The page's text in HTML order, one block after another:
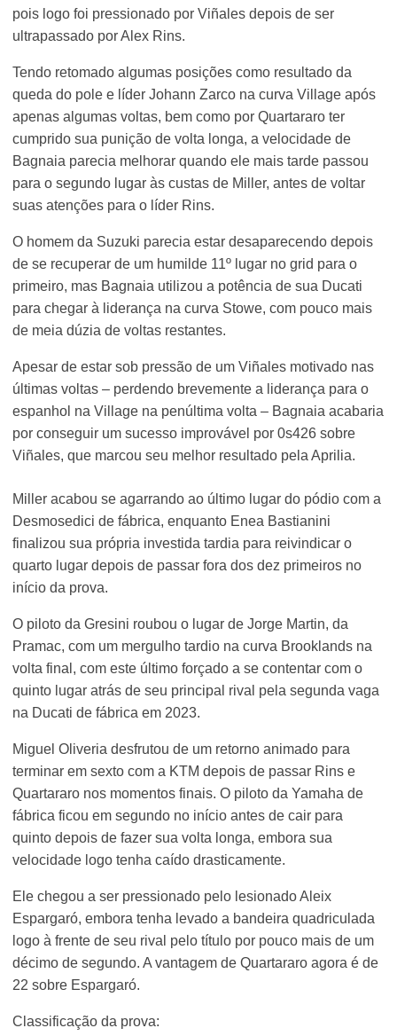
pois logo foi pressionado por Viñales depois de ser
ultrapassado por Alex Rins.
Tendo retomado algumas posições como resultado da
queda do pole e líder Johann Zarco na curva Village após
apenas algumas voltas, bem como por Quartararo ter
cumprido sua punição de volta longa, a velocidade de
Bagnaia parecia melhorar quando ele mais tarde passou
para o segundo lugar às custas de Miller, antes de voltar
suas atenções para o líder Rins.
O homem da Suzuki parecia estar desaparecendo depois
de se recuperar de um humilde 11º lugar no grid para o
primeiro, mas Bagnaia utilizou a potência de sua Ducati
para chegar à liderança na curva Stowe, com pouco mais
de meia dúzia de voltas restantes.
Apesar de estar sob pressão de um Viñales motivado nas
últimas voltas – perdendo brevemente a liderança para o
espanhol na Village na penúltima volta – Bagnaia acabaria
por conseguir um sucesso improvável por 0s426 sobre
Viñales, que marcou seu melhor resultado pela Aprilia.
Miller acabou se agarrando ao último lugar do pódio com a
Desmosedici de fábrica, enquanto Enea Bastianini
finalizou sua própria investida tardia para reivindicar o
quarto lugar depois de passar fora dos dez primeiros no
início da prova.
O piloto da Gresini roubou o lugar de Jorge Martin, da
Pramac, com um mergulho tardio na curva Brooklands na
volta final, com este último forçado a se contentar com o
quinto lugar atrás de seu principal rival pela segunda vaga
na Ducati de fábrica em 2023.
Miguel Oliveria desfrutou de um retorno animado para
terminar em sexto com a KTM depois de passar Rins e
Quartararo nos momentos finais. O piloto da Yamaha de
fábrica ficou em segundo no início antes de cair para
quinto depois de fazer sua volta longa, embora sua
velocidade logo tenha caído drasticamente.
Ele chegou a ser pressionado pelo lesionado Aleix
Espargaró, embora tenha levado a bandeira quadriculada
logo à frente de seu rival pelo título por pouco mais de um
décimo de segundo. A vantagem de Quartararo agora é de
22 sobre Espargaró.
Classificação da prova: